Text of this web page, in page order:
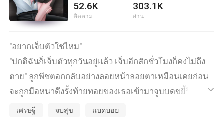
52.6K
ติดตาม
303.1K
อ่าน
"อยากเจ็บตัวใช่ไหม"
"ปกติฉันก็เจ็บตัวทุกวันอยู่แล้ว เจ็บอีกสักชั่วโมงก็คงไม่ถึง
ตาย" ลูกพีชตอกกลับอย่างลอยหน้าลอยตาเหมือนเคยก่อน
จะถูกมือหนาดึงรั้งท้ายทอยของเธอเข้ามาจูบบดขยี้ริม
ฝีปากอวบอิ่มอย่างหนักหน่วงดุดันริมฝีปากหนาตะโบมดูด
ic_default
เศรษฐี จบสุข แบดบอย